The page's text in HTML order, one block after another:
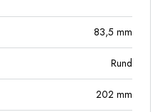
83,5 mm
Rund
202 mm